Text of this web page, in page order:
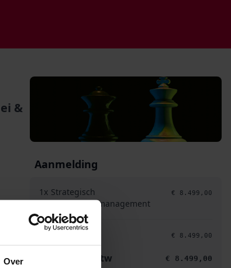
Over
&
Aanmelding
1x Strategisch
programmamanagement
8.499,00
Subtotaal 8.499,00
Totaal excl. btw 8.499,00